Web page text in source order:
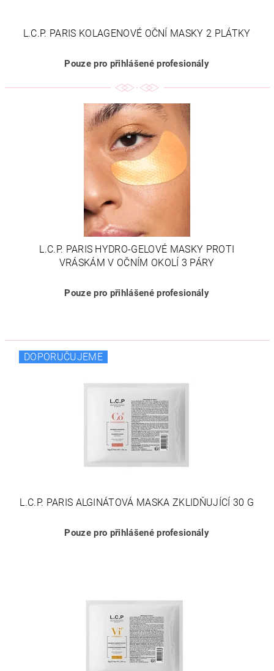
L.C.P. PARIS KOLAGENOVÉ OČNÍ MASKY 2 PLÁTKY
Pouze pro přihlášené profesionály
L.C.P. PARIS HYDRO-GELOVÉ MASKY PROTI
VRÁSKÁM V OČNÍM OKOLÍ 3 PÁRY
Pouze pro přihlášené profesionály
DOPORUČUJEME
L.C.P. PARIS ALGINÁTOVÁ MASKA ZKLIDŇUJÍCÍ 30 G
Pouze pro přihlášené profesionály